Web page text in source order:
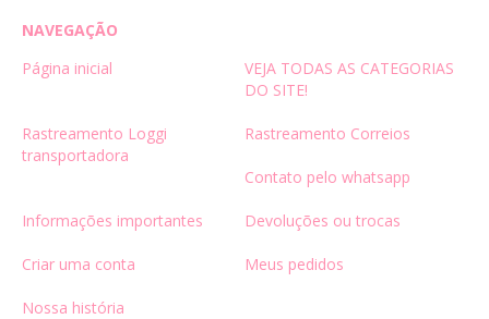
NAVEGAÇÃO
Página inicial
VEJA TODAS AS CATEGORIAS
DO SITE!
Rastreamento Loggi
transportadora
Rastreamento Correios
Contato pelo whatsapp
Informações importantes Devoluções ou trocas
Criar uma conta Meus pedidos
Nossa história